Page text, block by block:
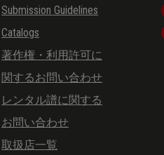
Submission Guidelines
Catalogs
著作権・利用許可に
関するお問い合わせ
レンタル譜に関する
お問い合わせ
取扱店一覧